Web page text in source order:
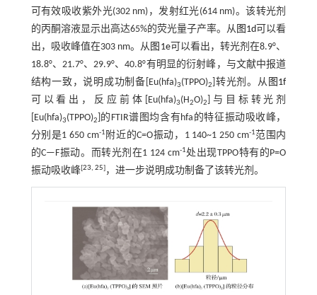
可有效吸收紫外光(302 nm)，发射红光(614 nm)。该转光剂
的丙酮溶液显示出高达65%的荧光量子产率。从图1d可以看
出，吸收峰值在303 nm。从图1e可以看出，转光剂在8.9°、
18.8°、21.7°、29.9°、40.8°有明显的衍射峰，与文献中报道
结构一致，说明成功制备[Eu(hfa)3(TPPO)2 ]转光剂。从 图1f
可以看出，反应前体[Eu(hfa)3(H2O)2
]与目标转光剂
[Eu(hfa)3(TPPO)2
]的FTIR谱图均含有hfa的特征振动吸收峰，
分别是1 650 cm-1 附近的C=O振动，1 140~1 250 cm-1范围内
的C—F振动。而转光剂在1 124 cm-1处出现TPPO特有的P=O
振动吸收峰[23, 25]，进一步说明成功制备了该转光剂。